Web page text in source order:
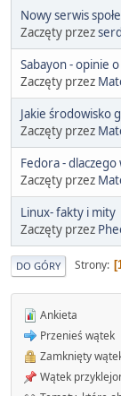
Nowy serwis
Zaczęty przez
Sabayon - opinie
Zaczęty przez
Jakie środowisko
Zaczęty przez
Fedora -
Zaczęty przez
Linux- fakty i mity
Zaczęty przez
DO GÓRY Strony
Ankieta
Przenieś wątek
Zamknięty
Wątek